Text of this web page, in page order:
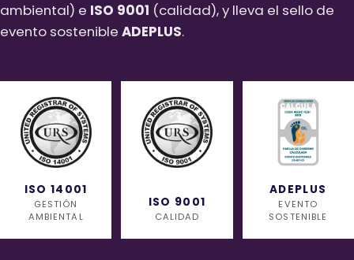
ambiental) e ISO 9001 (calidad), y lleva el sello de
evento sostenible ADEPLUS.
ISO 14001
GESTIÓN
AMBIENTAL
ISO 9001
CALIDAD
ADEPLUS
EVENTO
SOSTENIBLE